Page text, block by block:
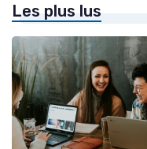
Les plus lus